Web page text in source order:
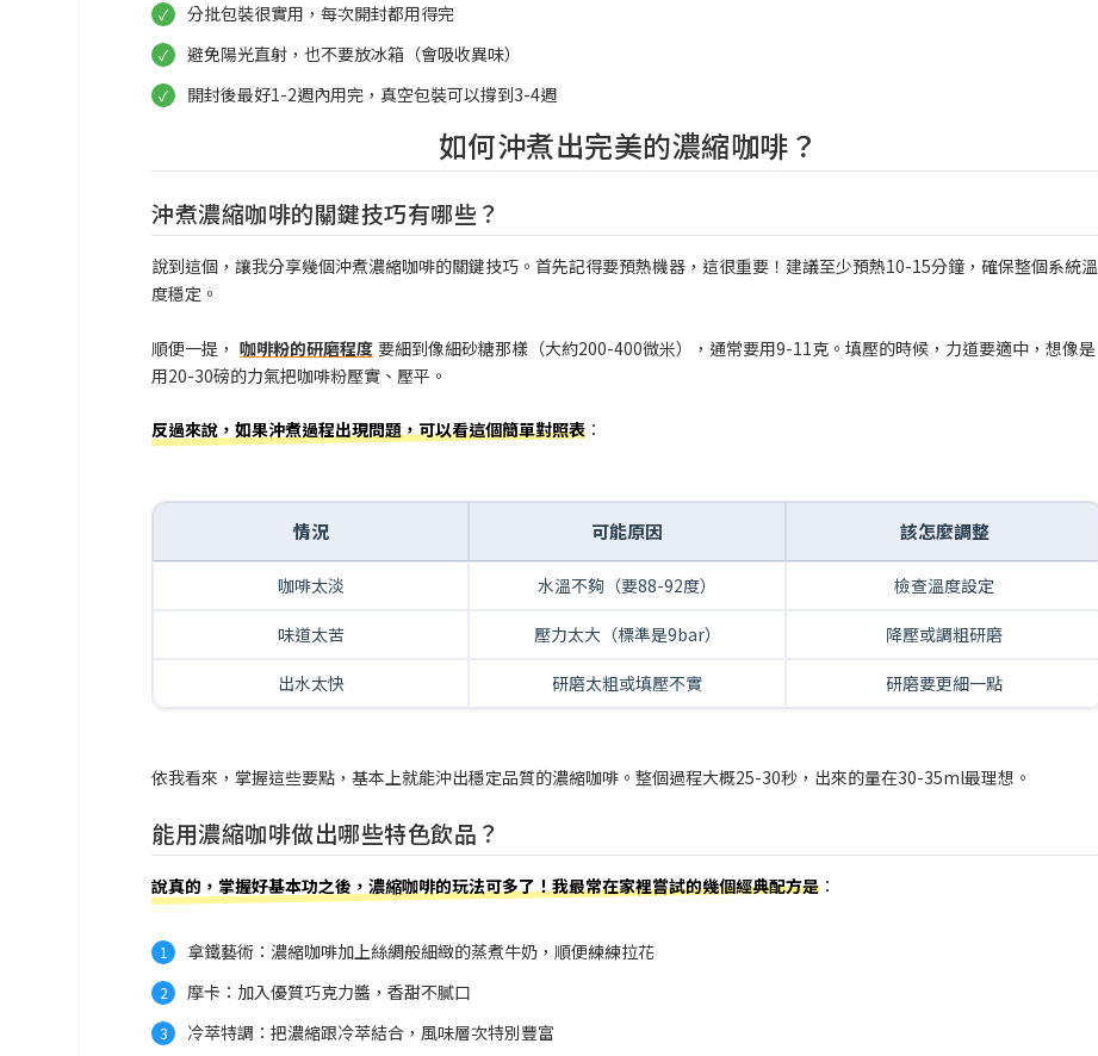
分批包裝很實用，每次開封都用得完
避免陽光直射，也不要放冰箱（會吸收異味）
開封後最好1-2週內用完，真空包裝可以撐到3-4週
如何沖煮出完美的濃縮咖啡？
沖煮濃縮咖啡的關鍵技巧有哪些？
說到這個，讓我分享幾個沖煮濃縮咖啡的關鍵技巧。首先記得要預熱機器，這很重要！建議至少預熱10-15分鐘，確保整個系統溫
度穩定。
順便一提， 咖啡粉的研磨程度 要細到像細砂糖那樣（大約200-400微米），通常要用9-11克。填壓的時候，力道要適中，想像是
用20-30磅的力氣把咖啡粉壓實、壓平。
反過來說，如果沖煮過程出現問題，可以看這個簡單對照表 ：
情況 可能原因 該怎麼調整
咖啡太淡 水溫不夠（要88-92度） 檢查溫度設定
味道太苦 壓力太大（標準是9bar） 降壓或調粗研磨
出水太快 研磨太粗或填壓不實 研磨要更細一點
依我看來，掌握這些要點，基本上就能沖出穩定品質的濃縮咖啡。整個過程大概25-30秒，出來的量在30-35ml最理想。
能用濃縮咖啡做出哪些特色飲品？
說真的，掌握好基本功之後，濃縮咖啡的玩法可多了！我最常在家裡嘗試的幾個經典配方是 ：
拿鐵藝術：濃縮咖啡加上絲綢般細緻的蒸煮牛奶，順便練練拉花
摩卡：加入優質巧克力醬，香甜不膩口
冷萃特調：把濃縮跟冷萃結合，風味層次特別豐富